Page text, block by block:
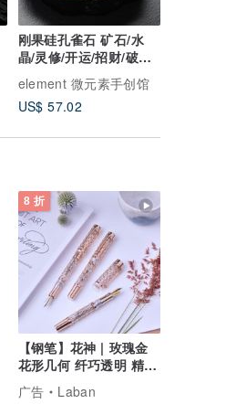
刚果硅孔雀石 矿石/水
晶/灵修/开运/招财/破煞/
防小人4
element 微元素手创馆
US$ 57.02
8 折
【钢笔】花神 | 玫瑰金
花形几何 纤巧透明 精品
书写文具
广告
Laban